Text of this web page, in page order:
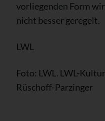
vorliegenden Form
nicht besser geregelt.
LWL
Foto: LWL. LWL-
Rüschoff-Parzinger